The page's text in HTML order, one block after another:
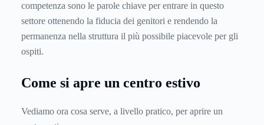
competenza sono le parole chiave per entrare in questo
settore ottenendo la fiducia dei genitori e rendendo la
permanenza nella struttura il più possibile piacevole per gli
ospiti.
Come si apre un centro estivo
Vediamo ora cosa serve, a livello pratico, per aprire un